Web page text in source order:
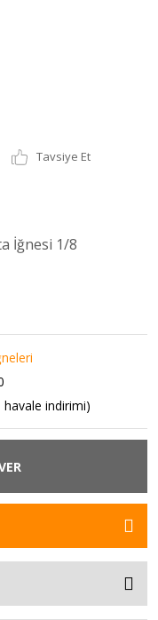
Tavsiye Et
İğnesi 1/8
havale indirimi)